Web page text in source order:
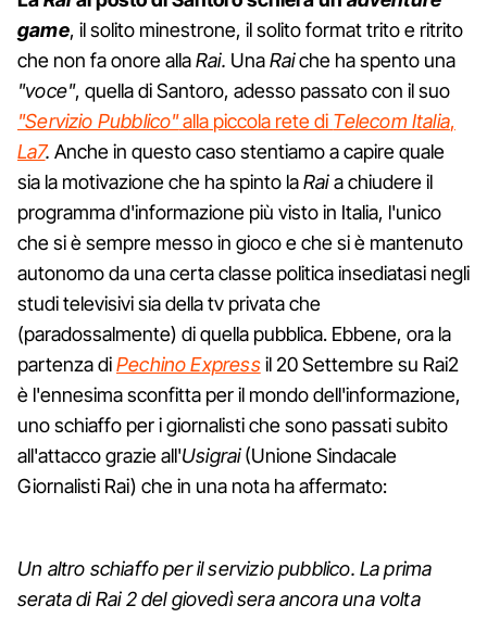
game, il solito minestrone, il solito format trito e ritrito
che non fa onore allaRai. UnaRaiche ha spento una
"voce", quella di Santoro, adesso passato con il suo
"Servizio Pubblico"alla piccola rete di Telecom Italia,
La7. Anche in questo caso stentiamo a capire quale
sia la motivazione che ha spinto laRaia chiudere il
programma d'informazione più visto in Italia, l'unico
che si è sempre messo in gioco e che si è mantenuto
autonomo da una certa classe politica insediatasi negli
studi televisivi sia della tv privata che
(paradossalmente) di quella pubblica. Ebbene, ora la
partenza diPechino Expressil 20 Settembre su Rai2
è l'ennesima sconfitta per il mondo dell'informazione,
uno schiaffo per i giornalisti che sono passati subito
all'attacco grazie all'Usigrai(Unione Sindacale
Giornalisti Rai) che in una nota ha affermato:
Un altro schiaffo per il servizio pubblico. La prima
serata di Rai 2 del giovedì sera ancora una volta